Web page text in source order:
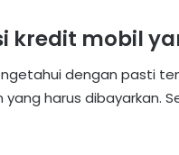
kredit mobil
dengan pasti
harus dibayarkan.